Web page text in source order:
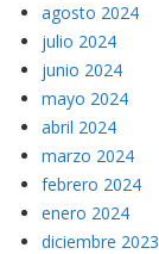
agosto 2024
julio 2024
junio 2024
mayo 2024
abril 2024
marzo 2024
febrero 2024
enero 2024
diciembre 2023